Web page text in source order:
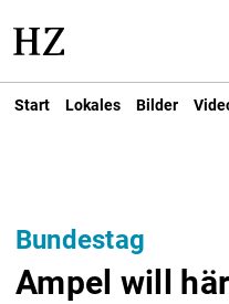
Start Lokales Bilder
Bundestag
Ampel will